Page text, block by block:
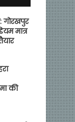
गोरखपुर
मात्र
की